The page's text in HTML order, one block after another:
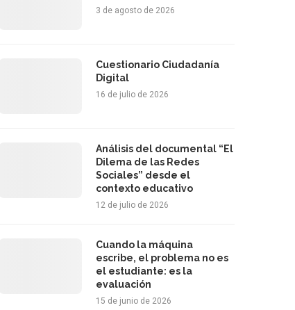
3 de agosto de 2026
Cuestionario Ciudadanía
Digital
16 de julio de 2026
Análisis del documental “El
Dilema de las Redes
Sociales” desde el
contexto educativo
12 de julio de 2026
Cuando la máquina
escribe, el problema no es
el estudiante: es la
evaluación
15 de junio de 2026